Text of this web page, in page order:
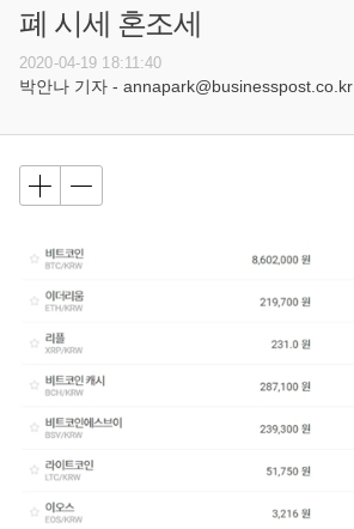
폐 시세 혼조세
2020-04-19 18:11:40
박안나 기자 - annapark@businesspost.co.kr